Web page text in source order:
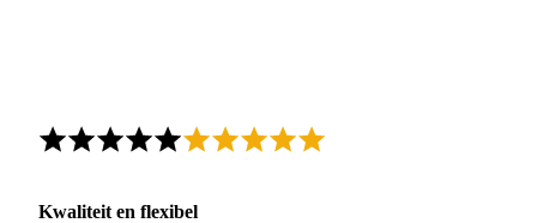
Kwaliteit en flexibel